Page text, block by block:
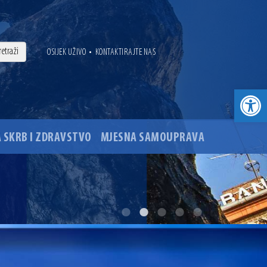
OSIJEK UŽIVO • KONTAKTIRAJTE NAS
SKRB I ZDRAVSTVO MJESNA SAMOUPRAVA
glavnog osječkog Trga Ante Starčevića